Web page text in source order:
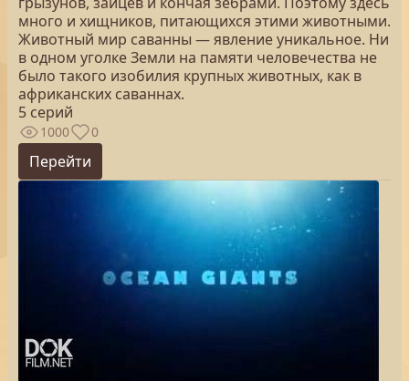
много и хищников, питающихся этими животными.
Животный мир саванны — явление уникальное. Ни
в одном уголке Земли на памяти человечества не
было такого изобилия крупных животных, как в
африканских саваннах.
5 серий
1000 0
Перейти